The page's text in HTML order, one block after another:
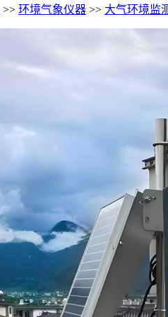
>> 环境气象仪器 >> 大气环境监